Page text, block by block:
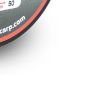
OLOVĚNÉ
DELPHIN EAZYSIX
44 Kč